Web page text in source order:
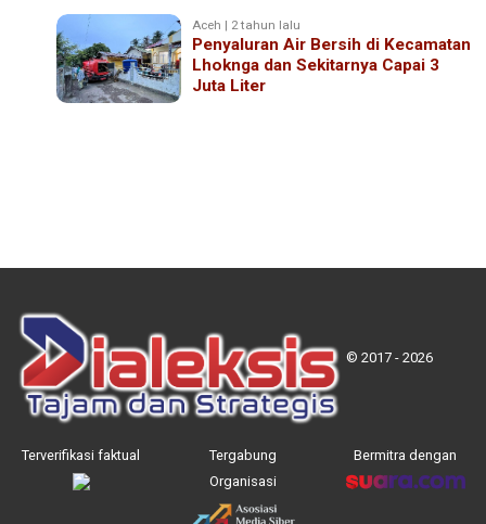
Aceh | 2 tahun lalu
Penyaluran Air Bersih di Kecamatan
Lhoknga dan Sekitarnya Capai 3
Juta Liter
© 2017 - 2026
Terverifikasi faktual
Tergabung
Organisasi
Bermitra dengan